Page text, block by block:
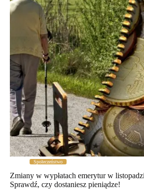
Społeczeństwo
Zmiany w wypłatach emerytur w
Sprawdź, czy dostaniesz pieniądze!